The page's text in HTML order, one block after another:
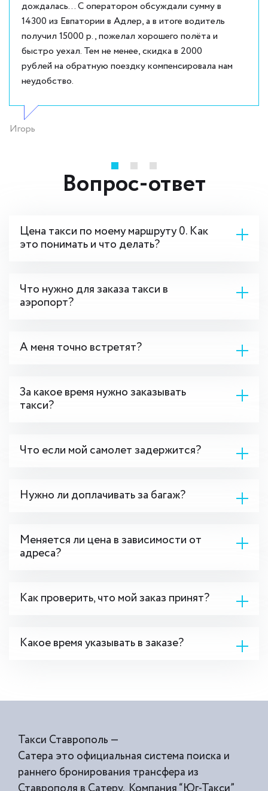
дождалась... С оператором обсуждали сумму в
14300 из Евпатории в Адлер, а в итоге водитель
получил 15000 р., пожелал хорошего полёта и
быстро уехал. Тем не менее, скидка в 2000
рублей на обратную поездку компенсировала нам
неудобство.
Игорь
Вопрос-ответ
Цена такси по моему маршруту 0. Как
это понимать и что делать?
Что нужно для заказа такси в
аэропорт?
А меня точно встретят?
За какое время нужно заказывать
такси?
Что если мой самолет задержится?
Нужно ли доплачивать за багаж?
Меняется ли цена в зависимости от
адреса?
Как проверить, что мой заказ принят?
Какое время указывать в заказе?
Такси Ставрополь —
Сатера это официальная система поиска и
раннего бронирования трансфера из